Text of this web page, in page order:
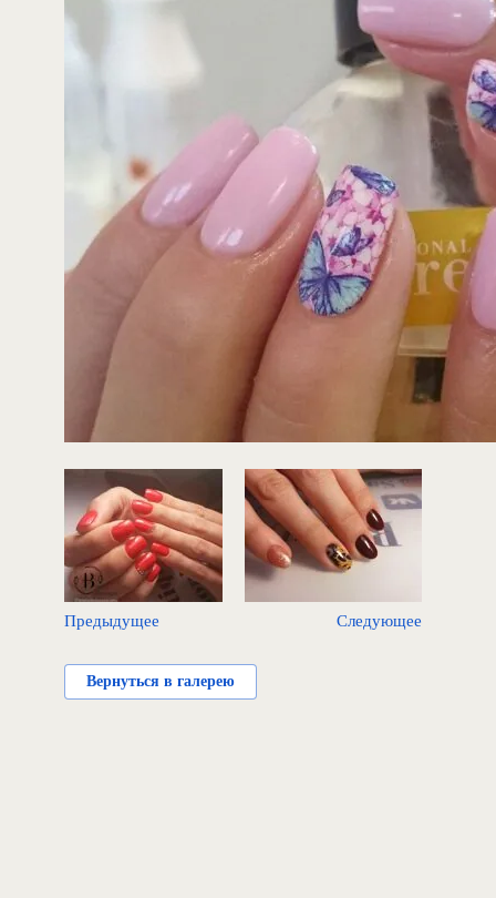
Предыдущее Следующее
Вернуться в галерею